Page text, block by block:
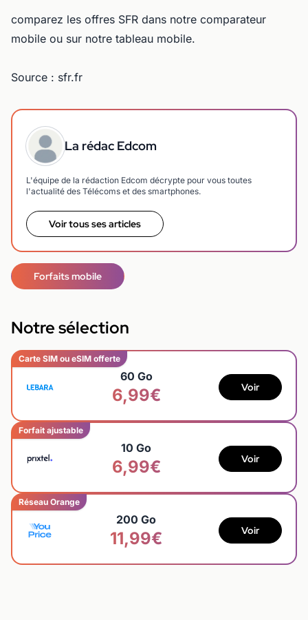
comparez les offres SFR dans notre comparateur
mobile ou sur notre tableau mobile.
Source : sfr.fr
La rédac Edcom
L'équipe de la rédaction Edcom décrypte pour vous toutes
l'actualité des Télécoms et des smartphones.
Voir tous ses articles
Forfaits mobile
Notre sélection
Carte SIM ou eSIM offerte
60 Go
6,99€ Voir
Forfait ajustable
10 Go
6,99€ Voir
Réseau Orange
200 Go
11,99€ Voir